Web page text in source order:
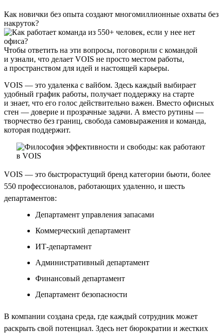
Как новички без опыта создают многомиллионные охваты без
накруток?
Чтобы ответить на эти вопросы, поговорили с командой
и узнали, что делает VOIS не просто местом работы,
а пространством для идей и настоящей карьеры.
VOIS — это удаленка с вайбом. Здесь каждый выбирает
удобный график работы, получает поддержку на старте
и знает, что его голос действительно важен. Вместо офисных
стен — доверие и прозрачные задачи. А вместо рутины —
творчество без границ, свобода самовыражения и команда,
которая поддержит.
VOIS — это быстрорастущий бренд категории бьюти, более
550 профессионалов, работающих удаленно, и шесть
департаментов:
Департамент управления запасами
Коммерческий департамент
ИТ-департамент
Административный департамент
Финансовый департамент
Департамент безопасности
В компании создана среда, где каждый сотрудник может
раскрыть свой потенциал. Здесь нет бюрократии и жестких